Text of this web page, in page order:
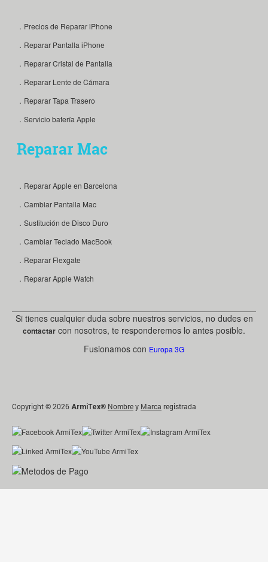
．Precios de Reparar iPhone
．Reparar Pantalla iPhone
．Reparar Cristal de Pantalla
．Reparar Lente de Cámara
．Reparar Tapa Trasero
．Servicio batería Apple
Reparar Mac
．Reparar Apple en Barcelona
．Cambiar Pantalla Mac
．Sustitución de Disco Duro
．Cambiar Teclado MacBook
．Reparar Flexgate
．Reparar Apple Watch
Si tienes cualquier duda sobre nuestros servicios, no dudes en
contactar con nosotros, te responderemos lo antes posible.
Fusionamos con Europa 3G
Copyright © 2026 ArmiTex® Nombrey Marca registrada